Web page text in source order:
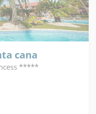
cana
*****